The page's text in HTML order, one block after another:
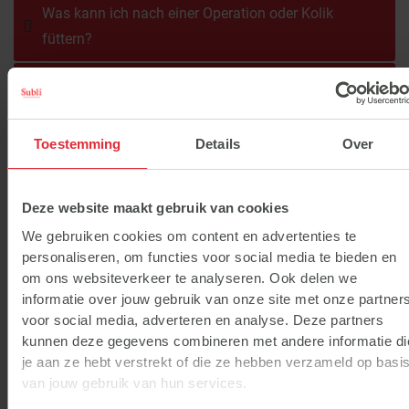
Toestemming Details Over
Deze website maakt gebruik van cookies
We gebruiken cookies om content en advertenties te
personaliseren, om functies voor social media te bieden en
om ons websiteverkeer te analyseren. Ook delen we
informatie over jouw gebruik van onze site met onze
voor social media, adverteren en analyse. Deze partners
kunnen deze gegevens combineren met andere informatie
je aan ze hebt verstrekt of die ze hebben verzameld op basis
van jouw gebruik van hun services.
Was kann ich nach einer Operation oder Kolik
füttern?
Sollte ich meinem Pferd Psyllium füttern, wenn es
Wie beuge ich einer Sandkolik bei meinem
Allgemeine Pferdebegriffe erklärt
Was ist Tying-up?
Was ist Insulinresistenz?